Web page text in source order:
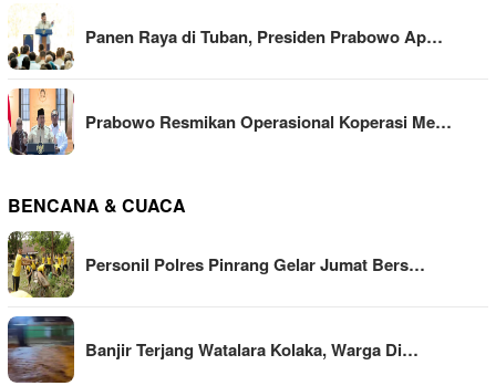
Panen Raya di Tuban, Presiden Prabowo Ap…
Prabowo Resmikan Operasional Koperasi Me…
BENCANA & CUACA
Personil Polres Pinrang Gelar Jumat Bers…
Banjir Terjang Watalara Kolaka, Warga Di…